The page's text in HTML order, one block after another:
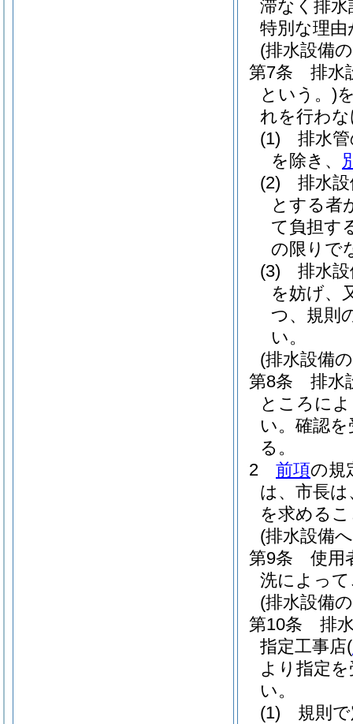
滞なく排
特別な理
(排水設備
第7条
排水
という。)
れを行わ
(1)
排水
を除き、
(2)
排水
とする者
て負担す
の限りで
(3)
排水
を妨げ、
つ、規則
い。
(排水設備
第8条
排水
ところに
い。 確認
る。
2
前項の規
は、市長
を求める
(排水設備
第9条
使用
洗によっ
(排水設備
第10条
排
指定工事店(
より指定
い。
(1)
規則